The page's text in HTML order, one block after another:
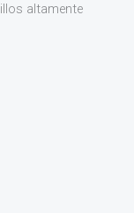
altamente